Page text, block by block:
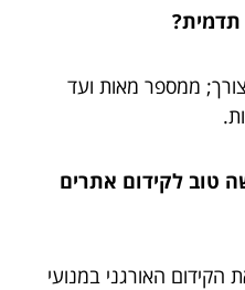
תדמית?
ממספר מאות ועד
טוב לקידום אתרים
הקידום האורגני במנועי